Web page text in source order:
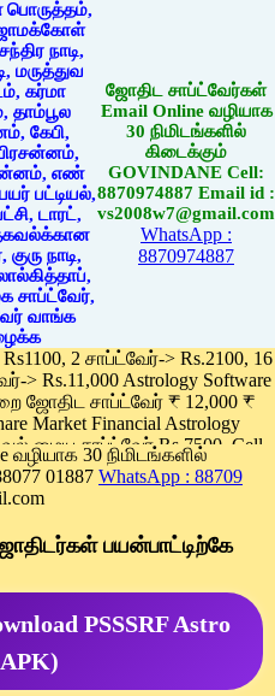
ஜோதிட சாப்ட்வேர்கள்
Email Online வழியாக
30 நிமிடங்களில்
கிடைக்கும்
GOVINDANE Cell:
8870974887 Email id :
vs2008w7@gmail.com
WhatsApp :
8870974887
2 சாப்ட்வேர்-> Rs.2100, 16
> Rs.11,000 Astrology Software
ஜோதிட சாப்ட்வேர் ₹ 12,000 ₹
Market Financial Astrology
மைய சாப்ட்வேர் Rs.7500, Cell
Rs. 1100
30 நிமிடங்களில்
01887 WhatsApp : 88709
பயன்பாட்டிற்கே
PSSSRF Astro